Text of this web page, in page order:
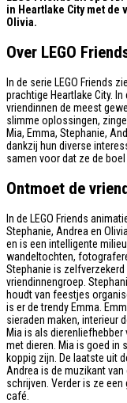
in Heartlake City met de
Olivia.
Over LEGO
In de serie LEGO Friends
prachtige Heartlake City.
vriendinnen de meest
slimme oplossingen,
Mia, Emma, Stephanie,
dankzij hun diverse
samen voor dat ze de boel
Ontmoet de
In de LEGO Friends
Stephanie, Andrea en
en is een intelligente
wandeltochten,
Stephanie is
vriendinnengroep.
houdt van feestjes
is er de trendy Emma.
sieraden maken, interieur
Mia is als
met dieren. Mia is goed in
koppig zijn. De laatste uit
Andrea is de muzikant
schrijven. Verder is ze
café.